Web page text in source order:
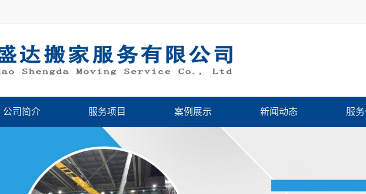
公司简介 服务项目 案例展示 新闻动态 服